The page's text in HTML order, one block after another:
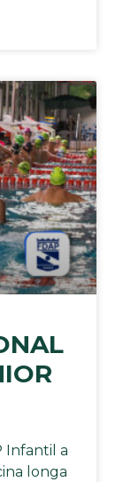
Infantil a
longa